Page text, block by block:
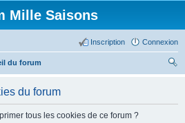
Mille Saisons
Connexion
Inscription
du forum
du forum
tous les cookies de ce forum ?